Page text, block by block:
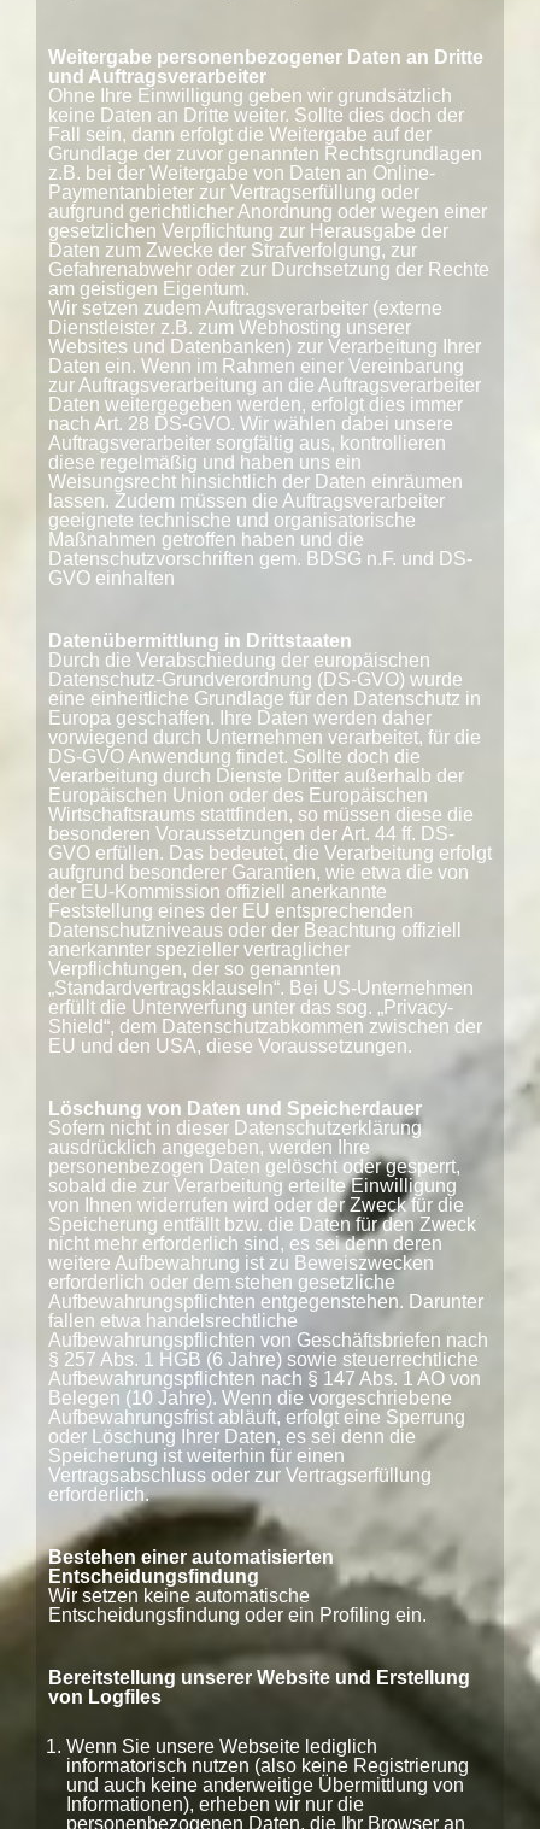
Weitergabe personenbezogener Daten an Dritte
und Auftragsverarbeiter
Ohne Ihre Einwilligung geben wir grundsätzlich
keine Daten an Dritte weiter. Sollte dies doch der
Fall sein, dann erfolgt die Weitergabe auf der
Grundlage der zuvor genannten Rechtsgrundlagen
z.B. bei der Weitergabe von Daten an Online-
Paymentanbieter zur Vertragserfüllung oder
aufgrund gerichtlicher Anordnung oder wegen einer
gesetzlichen Verpflichtung zur Herausgabe der
Daten zum Zwecke der Strafverfolgung, zur
Gefahrenabwehr oder zur Durchsetzung der Rechte
am geistigen Eigentum.
Wir setzen zudem Auftragsverarbeiter (externe
Dienstleister z.B. zum Webhosting unserer
Websites und Datenbanken) zur Verarbeitung Ihrer
Daten ein. Wenn im Rahmen einer Vereinbarung
zur Auftragsverarbeitung an die Auftragsverarbeiter
Daten weitergegeben werden, erfolgt dies immer
nach Art. 28 DS-GVO. Wir wählen dabei unsere
Auftragsverarbeiter sorgfältig aus, kontrollieren
diese regelmäßig und haben uns ein
Weisungsrecht hinsichtlich der Daten einräumen
lassen. Zudem müssen die Auftragsverarbeiter
geeignete technische und organisatorische
Maßnahmen getroffen haben und die
Datenschutzvorschriften gem. BDSG n.F. und DS-
GVO einhalten
Datenübermittlung in Drittstaaten
Durch die Verabschiedung der europäischen
Datenschutz-Grundverordnung (DS-GVO) wurde
eine einheitliche Grundlage für den Datenschutz in
Europa geschaffen. Ihre Daten werden daher
vorwiegend durch Unternehmen verarbeitet, für die
DS-GVO Anwendung findet. Sollte doch die
Verarbeitung durch Dienste Dritter außerhalb der
Europäischen Union oder des Europäischen
Wirtschaftsraums stattfinden, so müssen diese die
besonderen Voraussetzungen der Art. 44 ff. DS-
GVO erfüllen. Das bedeutet, die Verarbeitung erfolgt
aufgrund besonderer Garantien, wie etwa die von
der EU-Kommission offiziell anerkannte
Feststellung eines der EU entsprechenden
Datenschutzniveaus oder der Beachtung offiziell
anerkannter spezieller vertraglicher
Verpflichtungen, der so genannten
„Standardvertragsklauseln“. Bei US-Unternehmen
erfüllt die Unterwerfung unter das sog. „Privacy-
Shield“, dem Datenschutzabkommen zwischen der
EU und den USA, diese Voraussetzungen.
Löschung von Daten und Speicherdauer
Sofern nicht in dieser Datenschutzerklärung
ausdrücklich angegeben, werden Ihre
personenbezogen Daten gelöscht oder gesperrt,
sobald die zur Verarbeitung erteilte Einwilligung
von Ihnen widerrufen wird oder der Zweck für die
Speicherung entfällt bzw. die Daten für den Zweck
nicht mehr erforderlich sind, es sei denn deren
weitere Aufbewahrung ist zu Beweiszwecken
erforderlich oder dem stehen gesetzliche
Aufbewahrungspflichten entgegenstehen. Darunter
fallen etwa handelsrechtliche
Aufbewahrungspflichten von Geschäftsbriefen nach
§ 257 Abs. 1 HGB (6 Jahre) sowie steuerrechtliche
Aufbewahrungspflichten nach § 147 Abs. 1 AO von
Belegen (10 Jahre). Wenn die vorgeschriebene
Aufbewahrungsfrist abläuft, erfolgt eine Sperrung
oder Löschung Ihrer Daten, es sei denn die
Speicherung ist weiterhin für einen
Vertragsabschluss oder zur Vertragserfüllung
erforderlich.
Bestehen einer automatisierten
Entscheidungsfindung
Wir setzen keine automatische
Entscheidungsfindung oder ein Profiling ein.
Bereitstellung unserer Website und Erstellung
von Logfiles
Wenn Sie unsere Webseite lediglich
informatorisch nutzen (also keine Registrierung
und auch keine anderweitige Übermittlung von
Informationen), erheben wir nur die
personenbezogenen Daten, die Ihr Browser an